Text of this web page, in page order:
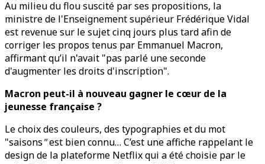
Au milieu du flou suscité par ses propositions, la
ministre de l'Enseignement supérieur Frédérique Vidal
est revenue sur le sujet cinq jours plus tard afin de
corriger les propos tenus par Emmanuel Macron,
affirmant qu’il n'avait "pas parlé une seconde
d'augmenter les droits d'inscription".
Macron peut-il à nouveau gagner le cœur de la
jeunesse française ?
Le choix des couleurs, des typographies et du mot
"saisons"est bien connu… C’est une affiche rappelant le
design de la plateforme Netflix qui a été choisie par le